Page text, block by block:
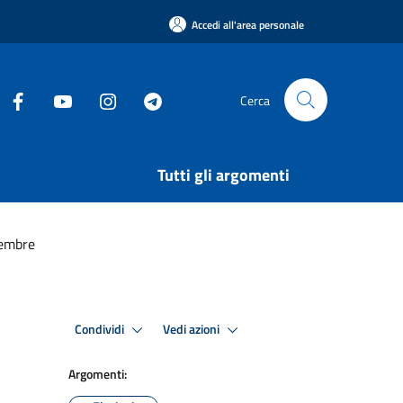
Accedi all'area personale
Cerca
Tutti gli argomenti
Condividi Vedi azioni
Argomenti: